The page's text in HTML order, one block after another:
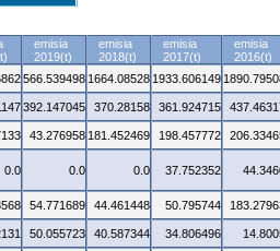
emisia
2019(t)
emisia
2018(t)
emisia
2017(t)
emisia
2016(t)
566.539498 1664.08528 1933.606149
392.147045 370.28158 361.924715
43.276958 181.452469 198.457772
0.0 0.0 0.0 37.752352
54.771689 44.461448 50.795744
50.055723 40.587344 34.806496